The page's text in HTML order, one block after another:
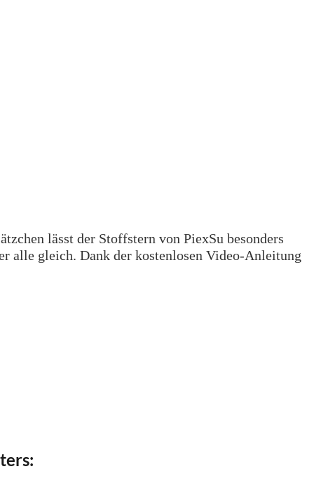
lässt der Stoffstern von PiexSu besonders
alle gleich. Dank der kostenlosen Video-Anleitung